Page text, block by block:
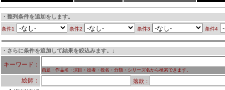
・整列条件を追加をします。
条件1 条件2 条件3 条件4
・さらに条件を追加して結果を絞込みます。↓
キーワード：
画題・作品名・演目・役者・役名・分類・シリーズ名から検索できます。
絵師： 落款：